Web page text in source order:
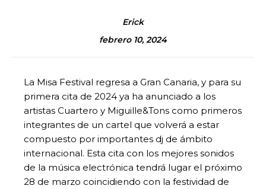
Erick
febrero 10, 2024
La Misa Festival regresa a Gran Canaria, y para su
primera cita de 2024 ya ha anunciado a los
artistas Cuartero y Miguille&Tons como primeros
integrantes de un cartel que volverá a estar
compuesto por importantes dj de ámbito
internacional. Esta cita con los mejores sonidos
de la música electrónica tendrá lugar el próximo
28 de marzo coincidiendo con la festividad de